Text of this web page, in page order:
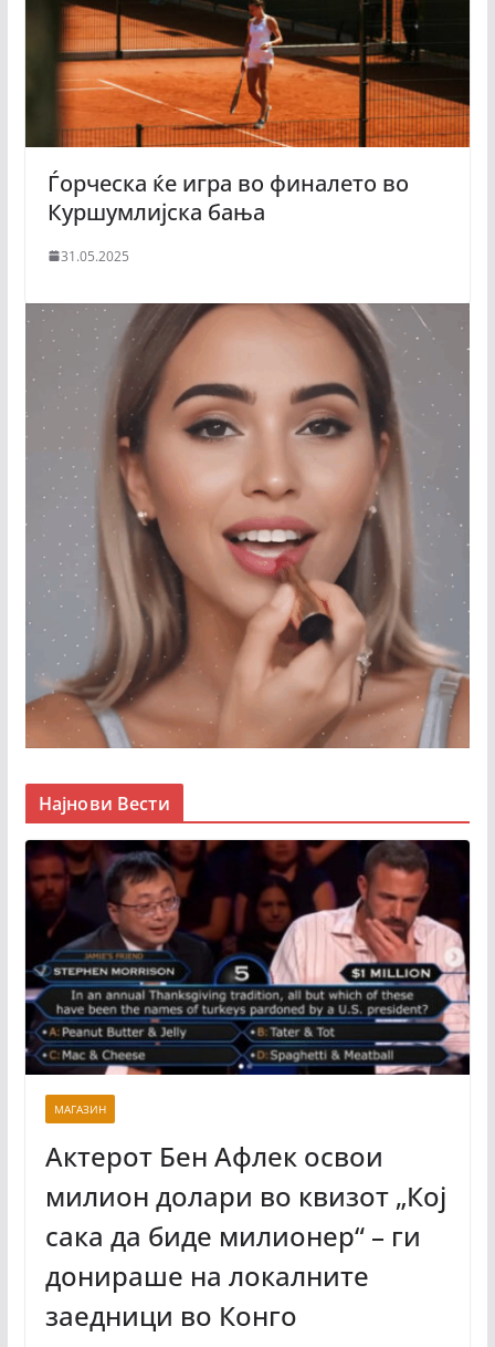
Ѓорческа ќе игра во финалето во
Куршумлијска бања
31.05.2025
Најнови Вести
МАГАЗИН
Актерот Бен Афлек освои
милион долари во квизот „Кој
сака да биде милионер“ – ги
донираше на локалните
заедници во Конго